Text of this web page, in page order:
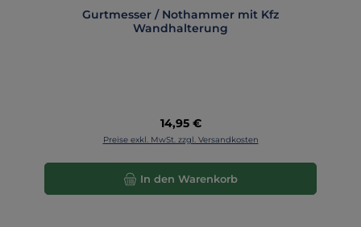
Gurtmesser / Nothammer mit Kfz
Wandhalterung
Regulärer Preis:
14,95 €
Preise exkl. MwSt. zzgl. Versandkosten
In den Warenkorb